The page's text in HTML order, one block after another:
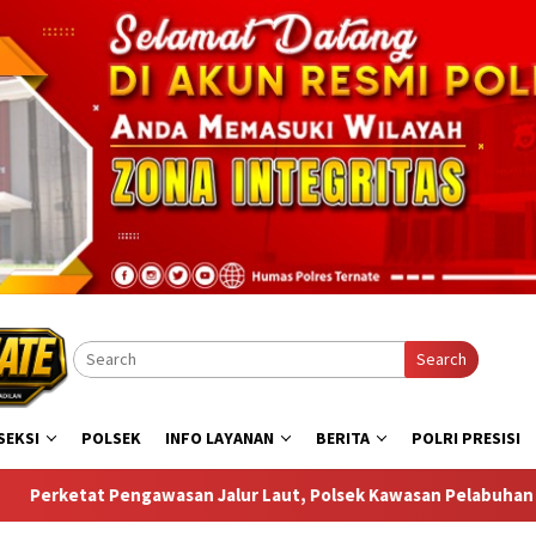
Search
POLSEK INFO LAYANAN BERITA POLRI PRESISI
Polsek Kawasan Pelabuhan Ahmad Yani Temukan Miras di